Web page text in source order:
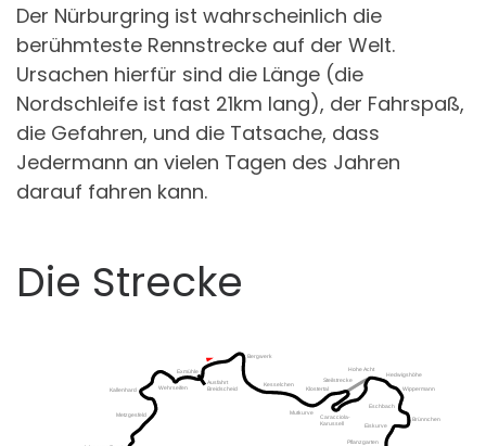
Der Nürburgring ist wahrscheinlich die
berühmteste Rennstrecke auf der Welt.
Ursachen hierfür sind die Länge (die
Nordschleife ist fast 21km lang), der Fahrspaß,
die Gefahren, und die Tatsache, dass
Jedermann an vielen Tagen des Jahren
darauf fahren kann.
Die Strecke